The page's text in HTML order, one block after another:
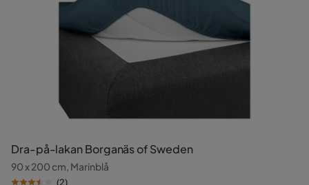
Dra-på-lakan Borganäs of Sweden
90 x 200 cm, Marinblå
(2)